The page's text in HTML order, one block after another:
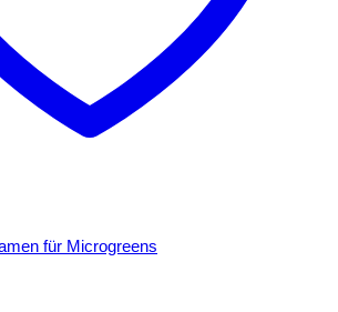
für Microgreens